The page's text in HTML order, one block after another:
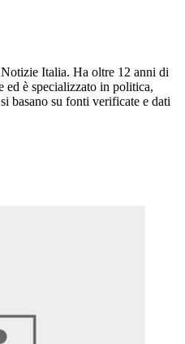
Italia. Ha oltre 12 anni di
ed è specializzato in politica,
basano su fonti verificate e dati